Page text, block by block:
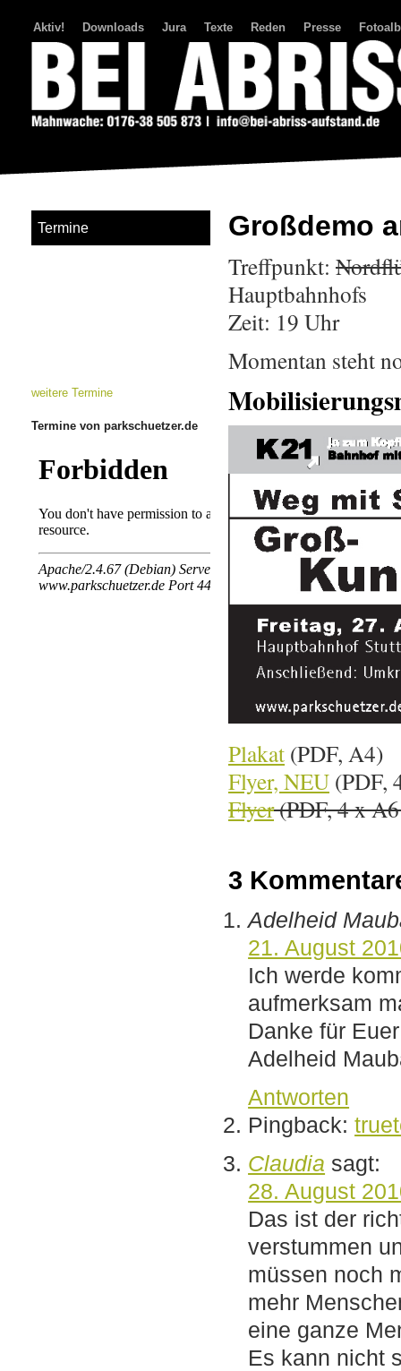
Aktiv! Downloads Jura Texte Reden Presse
Großdemo
Treffpunkt:
Hauptbahnhofs
Zeit: 19 Uhr
Momentan steht
Plakat (PDF, A4)
Flyer, NEU (PDF,
Flyer(PDF, 4 x
3
Adelheid
21. August
Ich werde
aufmerksam
Danke für
Adelheid
Antworten
Pingback:
Claudia sagt:
28. August
Das ist der
verstummen
müssen noch
mehr
eine ganze
Es kann nicht
Termine
weitere Termine
Termine von parkschuetzer.de